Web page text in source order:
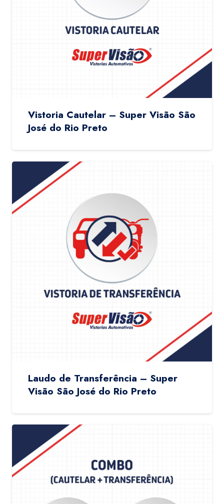
Vistoria Cautelar – Super Visão São
José do Rio Preto
Laudo de Transferência – Super
Visão São José do Rio Preto